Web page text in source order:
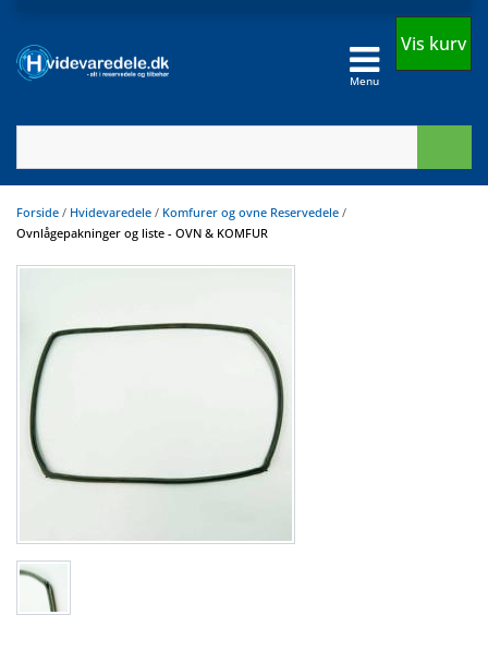
Menu
Vis kurv
Forside / Hvidevaredele / Komfurer og ovne Reservedele /
Ovnlågepakninger og liste - OVN & KOMFUR